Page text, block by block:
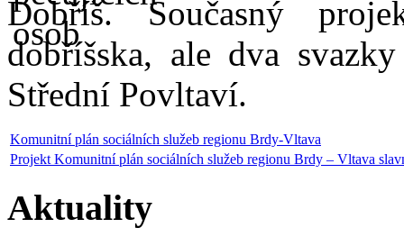
Dobříš. Současný
dobříšska, ale dva
Střední Povltaví.
Komunitní plán sociálních služeb regionu Brdy-Vltava
Projekt Komunitní plán sociálních služeb regionu Brdy – Vltava
Aktuality